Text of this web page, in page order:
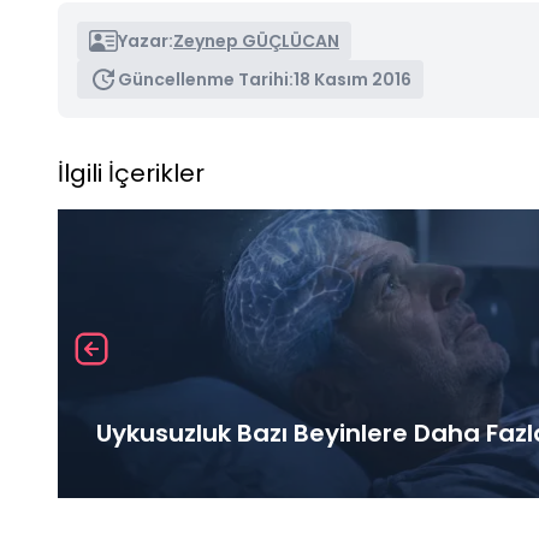
Yazar:Zeynep GÜÇLÜCAN
Güncellenme Tarihi:18 Kasım 2016
İlgili İçerikler
Uykusuzluk Bazı Beyinlere Daha